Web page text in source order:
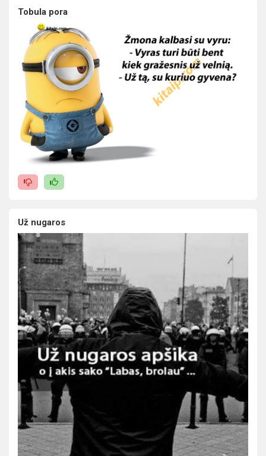
Tobula pora
Už nugaros